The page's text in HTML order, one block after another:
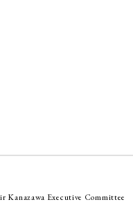
Kanazawa Executive Committee